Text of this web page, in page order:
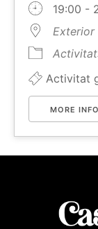
19:00 -
Exterior
Activitat
MORE INFO